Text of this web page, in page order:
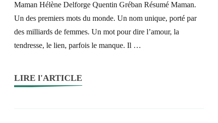
Maman Hélène Delforge Quentin Gréban Résumé Maman.
Un des premiers mots du monde. Un nom unique, porté par
des milliards de femmes. Un mot pour dire l’amour, la
tendresse, le lien, parfois le manque. Il …
LIRE l'ARTICLE